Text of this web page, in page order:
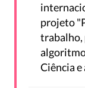
projeto
trabalho,
Ciência e